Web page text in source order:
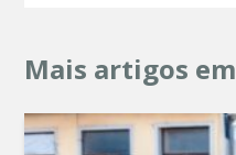
Mais artigos